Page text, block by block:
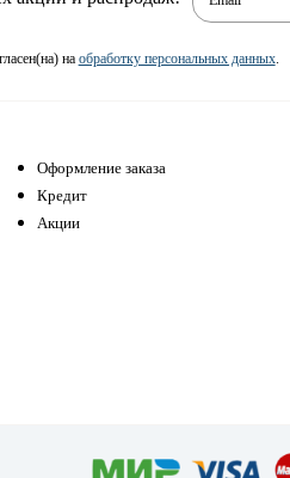
на обработку персональных данных.
Оформление заказа
Кредит
Акции